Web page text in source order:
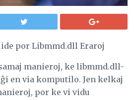
por Libmmd.dll Eraroj
manieroj, ke libmmd.dll-
en via komputilo. Jen kelkaj
por ke vi vidu